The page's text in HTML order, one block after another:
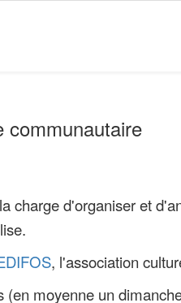
communautaire
charge d'organiser et
, l'association
(en moyenne un